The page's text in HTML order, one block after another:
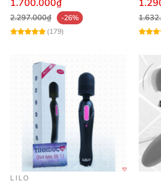
FAQ để khách hàng dễ quyết
1.700.000₫
2.297.000₫
-26%
(179)
LILO